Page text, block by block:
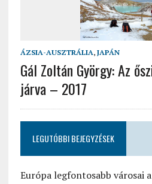
ÁZSIA-AUSZTRÁLIA, JAPÁN
Gál Zoltán György: Az
járva – 2017
LEGUTÓBBI BEJEGYZÉSEK
Európa legfontosabb városai